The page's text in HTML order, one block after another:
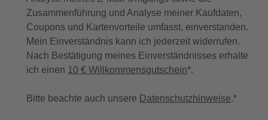
Zusammenführung und Analyse meiner Kaufdaten,
Coupons und Kartenvorteile umfasst, einverstanden.
Mein Einverständnis kann ich jederzeit widerrufen.
Nach Bestätigung meines Einverständnisses erhalte
ich einen 10 € Willkommensgutschein*.
Bitte beachte auch unsere Datenschutzhinweise.